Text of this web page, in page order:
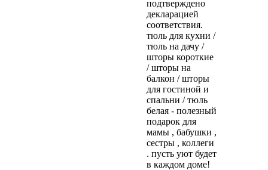
подтверждено
декларацией
соответствия.
тюль для кухни /
тюль на дачу /
шторы короткие
/ шторы на
балкон / шторы
для гостиной и
спальни / тюль
белая - полезный
подарок для
мамы , бабушки ,
сестры , коллеги
. пусть уют будет
в каждом доме!